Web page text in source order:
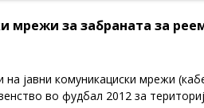
мрежи за забраната за
јавни комуникациски мрежи
во фудбал 2012 за